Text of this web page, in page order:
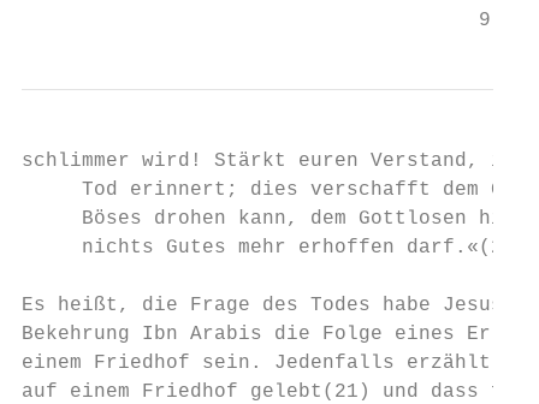
                                      9
schlimmer wird! Stärkt euren Verstand,
Tod erinnert; dies verschafft dem
Böses drohen kann, dem Gottlosen
     nichts Gutes mehr erhoffen darf.«(20)
Es heißt, die Frage des Todes habe
Bekehrung Ibn Arabis die Folge eines
einem Friedhof sein. Jedenfalls erzählt
auf einem Friedhof gelebt(21) und dass